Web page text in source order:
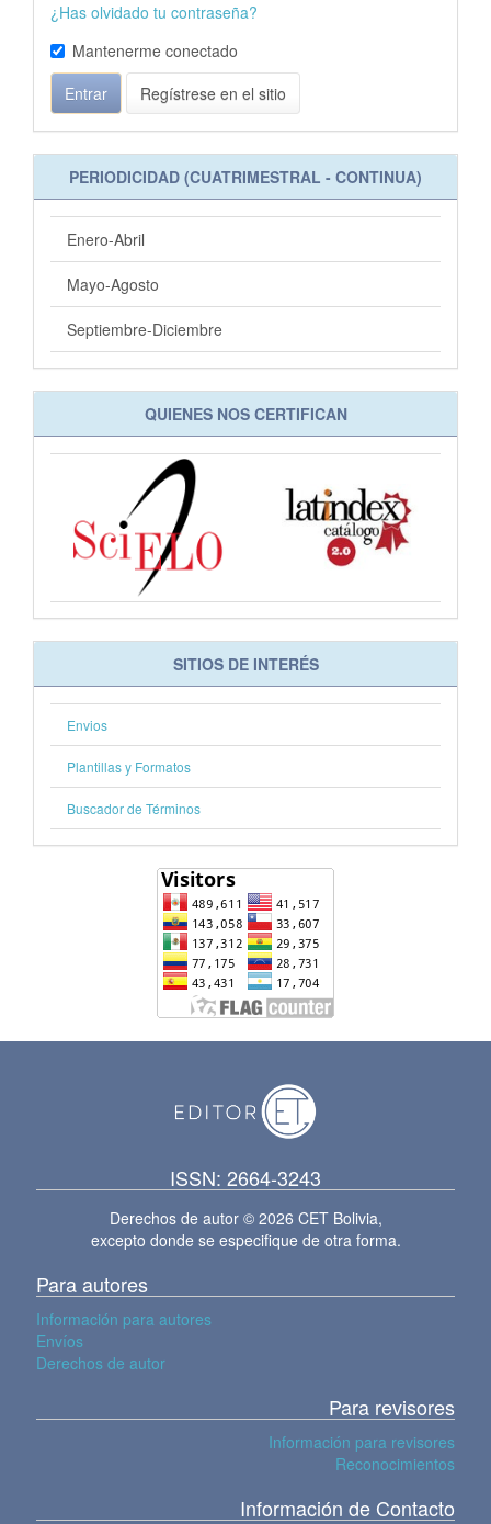
¿Has olvidado tu contraseña?
Mantenerme conectado
Entrar
Regístrese en el sitio
PERIODICIDAD (CUATRIMESTRAL - CONTINUA)
Enero-Abril
Mayo-Agosto
Septiembre-Diciembre
QUIENES NOS CERTIFICAN
SITIOS DE INTERÉS
Envios
Plantillas y Formatos
Buscador de Términos
ISSN: 2664-3243
Derechos de autor © 2026 CET Bolivia,
excepto donde se especifique de otra forma.
Para autores
Información para autores
Envíos
Derechos de autor
Para revisores
Información para revisores
Reconocimientos
Información de Contacto